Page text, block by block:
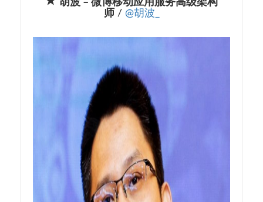
胡波 – 微博移动应用服务高级架构
师 / @胡波_